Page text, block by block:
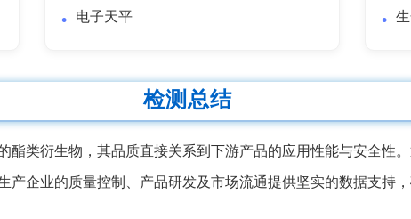
电子天平
检测总结
酯类衍生物，其品质直接关系到下游产品的应用性能与安全性
产企业的质量控制、产品研发及市场流通提供坚实的数据支持